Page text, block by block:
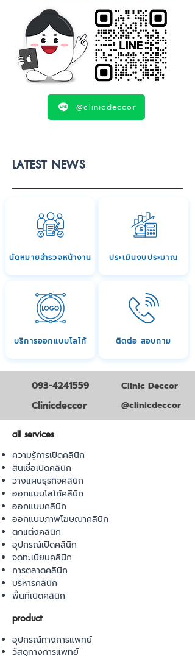
@clinicdeccor
LATEST NEWS
นัดหมายสำรวจหน้างาน ประเมินงบประมาณ
บริการออกแบบโลโก้ ติดต่อ สอบถาม
093-4241559
Clinicdeccor
Clinic Deccor
@clinicdeccor
all services
ความรู้การเปิดคลินิก
สินเชื่อเปิดคลินิก
วางแผนธุรกิจคลินิก
ออกแบบโลโก้คลินิก
ออกแบบคลินิก
ออกแบบภาพโฆษณาคลินิก
ตกแต่งคลินิก
อุปกรณ์เปิดคลินิก
จดทะเบียนคลินิก
การตลาดคลินิก
บริหารคลินิก
พื้นที่เปิดคลินิก
product
อุปกรณ์ทางการแพทย์
วัสดุทางการแพทย์